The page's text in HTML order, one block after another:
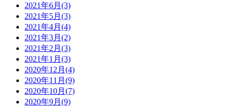
2021年6月(3)
2021年5月(3)
2021年4月(4)
2021年3月(2)
2021年2月(3)
2021年1月(3)
2020年12月(4)
2020年11月(9)
2020年10月(7)
2020年9月(9)